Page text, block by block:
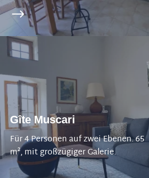
Gîte Muscari
Für 4 Personen auf zwei Ebenen. 65
m², mit großzügiger Galerie.